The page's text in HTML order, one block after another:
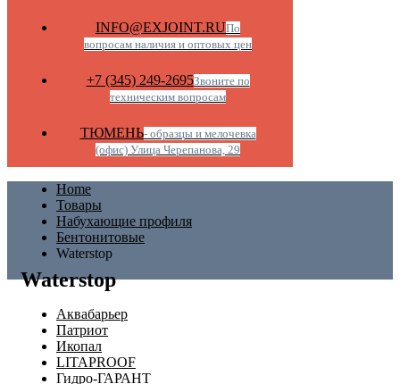
INFO@EXJOINT.RUПо
вопросам наличия и оптовых цен
+7 (345) 249-2695Звоните по
техническим вопросам
ТЮМЕНЬ- образцы и мелочевка
(офис) Улица Черепанова, 29
Home
Товары
Набухающие профиля
Бентонитовые
Waterstop
Waterstop
Аквабарьер
Патриот
Икопал
LITAPROOF
Гидро-ГАРАНТ